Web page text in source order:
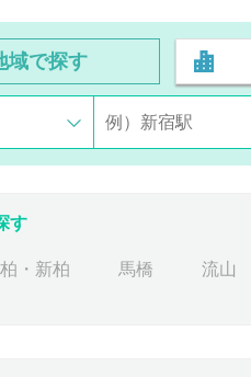
域で探す
す
・新柏 馬橋 流山